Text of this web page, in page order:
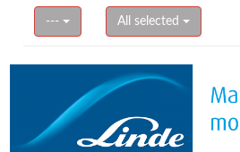
--- All selected